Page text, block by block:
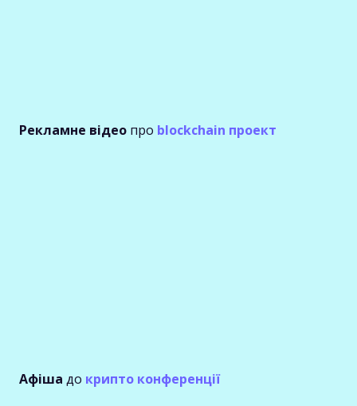
Рекламне відео про blockchain проект
Афіша до крипто конференції